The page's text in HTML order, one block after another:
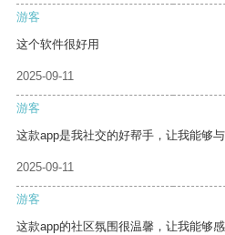
游客
这个软件很好用
2025-09-11
游客
这款app是我社交的好帮手，让我能够
2025-09-11
游客
这款app的社区氛围很温馨，让我能够感